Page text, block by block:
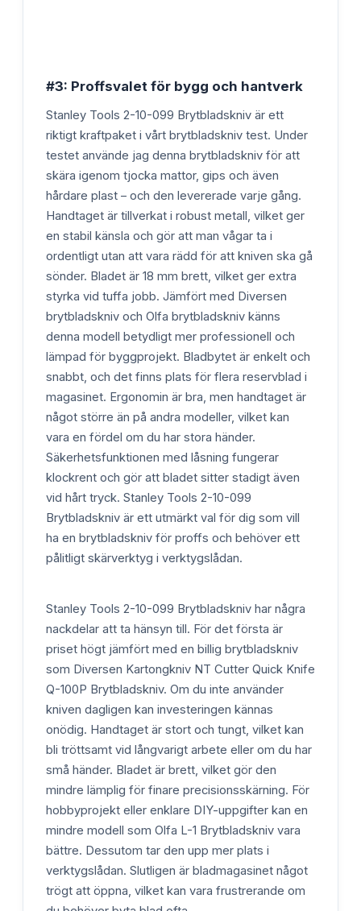
#3: Proffsvalet för bygg och hantverk
Stanley Tools 2-10-099 Brytbladskniv är ett
riktigt kraftpaket i vårt brytbladskniv test. Under
testet använde jag denna brytbladskniv för att
skära igenom tjocka mattor, gips och även
hårdare plast – och den levererade varje gång.
Handtaget är tillverkat i robust metall, vilket ger
en stabil känsla och gör att man vågar ta i
ordentligt utan att vara rädd för att kniven ska gå
sönder. Bladet är 18 mm brett, vilket ger extra
styrka vid tuffa jobb. Jämfört med Diversen
brytbladskniv och Olfa brytbladskniv känns
denna modell betydligt mer professionell och
lämpad för byggprojekt. Bladbytet är enkelt och
snabbt, och det finns plats för flera reservblad i
magasinet. Ergonomin är bra, men handtaget är
något större än på andra modeller, vilket kan
vara en fördel om du har stora händer.
Säkerhetsfunktionen med låsning fungerar
klockrent och gör att bladet sitter stadigt även
vid hårt tryck. Stanley Tools 2-10-099
Brytbladskniv är ett utmärkt val för dig som vill
ha en brytbladskniv för proffs och behöver ett
pålitligt skärverktyg i verktygslådan.
Stanley Tools 2-10-099 Brytbladskniv har några
nackdelar att ta hänsyn till. För det första är
priset högt jämfört med en billig brytbladskniv
som Diversen Kartongkniv NT Cutter Quick Knife
Q-100P Brytbladskniv. Om du inte använder
kniven dagligen kan investeringen kännas
onödig. Handtaget är stort och tungt, vilket kan
bli tröttsamt vid långvarigt arbete eller om du har
små händer. Bladet är brett, vilket gör den
mindre lämplig för finare precisionsskärning. För
hobbyprojekt eller enklare DIY-uppgifter kan en
mindre modell som Olfa L-1 Brytbladskniv vara
bättre. Dessutom tar den upp mer plats i
verktygslådan. Slutligen är bladmagasinet något
trögt att öppna, vilket kan vara frustrerande om